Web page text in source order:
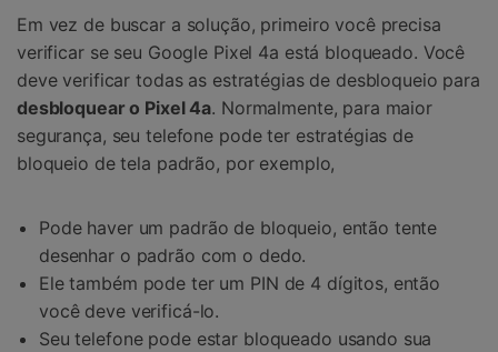
Em vez de buscar a solução, primeiro você precisa
verificar se seu Google Pixel 4a está bloqueado. Você
deve verificar todas as estratégias de desbloqueio para
desbloquear o Pixel 4a. Normalmente, para maior
segurança, seu telefone pode ter estratégias de
bloqueio de tela padrão, por exemplo,
Pode haver um padrão de bloqueio, então tente
desenhar o padrão com o dedo.
Ele também pode ter um PIN de 4 dígitos, então
você deve verificá-lo.
Seu telefone pode estar bloqueado usando sua